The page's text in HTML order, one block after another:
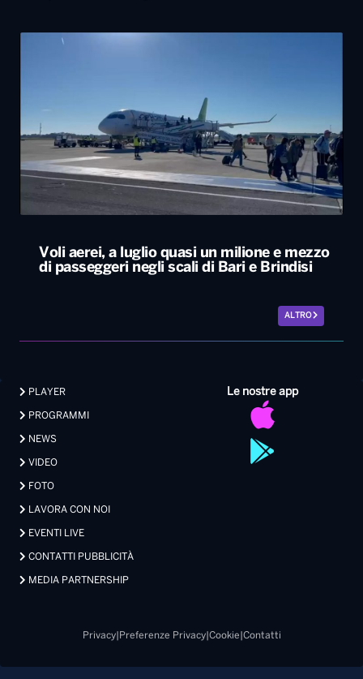
Voli aerei, a luglio quasi un milione e mezzo
di passeggeri negli scali di Bari e Brindisi
ALTRO
Le nostre app
PLAYER
PROGRAMMI
NEWS
VIDEO
FOTO
LAVORA CON NOI
EVENTI LIVE
CONTATTI PUBBLICITÀ
MEDIA PARTNERSHIP
Privacy| Preferenze Privacy| Cookie Contatti